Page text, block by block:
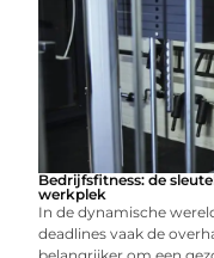
Bedrijfsfitness: de
werkplek
In de dynamische
deadlines vaak de